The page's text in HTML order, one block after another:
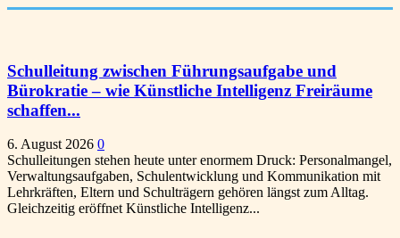
Schulleitung zwischen Führungsaufgabe und
Bürokratie – wie Künstliche Intelligenz Freiräume
schaffen...
6. August 2026 0
Schulleitungen stehen heute unter enormem Druck: Personalmangel,
Verwaltungsaufgaben, Schulentwicklung und Kommunikation mit
Lehrkräften, Eltern und Schulträgern gehören längst zum Alltag.
Gleichzeitig eröffnet Künstliche Intelligenz...